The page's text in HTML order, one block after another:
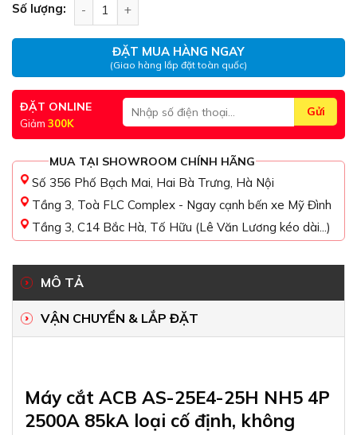
Số lượng:
ĐẶT MUA HÀNG NGAY
(Giao hàng lắp đặt toàn quốc)
ĐẶT ONLINE
Giảm 300K
MUA TẠI SHOWROOM CHÍNH HÃNG
Số 356 Phố Bạch Mai, Hai Bà Trưng, Hà Nội
Tầng 3, Toà FLC Complex - Ngay cạnh bến xe Mỹ Đình
Tầng 3, C14 Bắc Hà, Tố Hữu (Lê Văn Lương kéo dài...)
MÔ TẢ
VẬN CHUYỂN & LẮP ĐẶT
Máy cắt ACB AS-25E4-25H NH5 4P
2500A 85kA loại cố định, không